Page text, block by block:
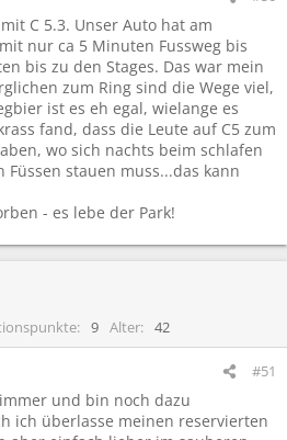
C 5.3. Unser Auto hat am
nur ca 5 Minuten Fussweg bis
bis zu den Stages. Das war mein
zum Ring sind die Wege viel,
ist es eh egal, wielange es
fand, dass die Leute auf C5 zum
wo sich nachts beim schlafen
stauen muss...das kann
- es lebe der Park!
9 Alter 42
#51
und bin noch dazu
ich überlasse meinen reservierten